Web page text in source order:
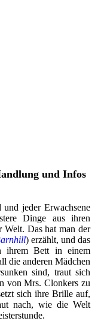
und Infos
jeder Erwachsene
Dinge aus ihren
Welt. Das hat man der
) erzählt, und das
ihrem Bett in einem
die anderen Mädchen
sind, traut sich
von Mrs. Clonkers zu
sich ihre Brille auf,
nach, wie die Welt